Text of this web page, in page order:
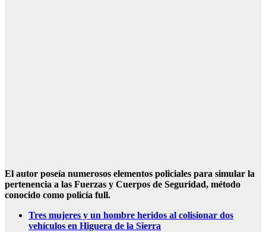
El autor poseía numerosos elementos policiales para simular la
pertenencia a las Fuerzas y Cuerpos de Seguridad, método
conocido como policía full.
Tres mujeres y un hombre heridos al colisionar dos
vehículos en Higuera de la Sierra